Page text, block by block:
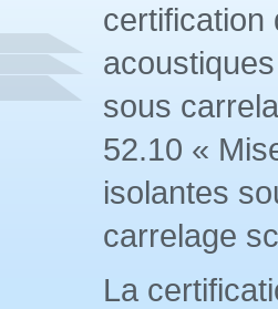
certification
sous
52.10 «
isolantes
carrelage
La